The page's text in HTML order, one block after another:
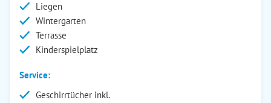
Liegen
Wintergarten
Terrasse
Kinderspielplatz
Service:
Geschirrtücher inkl.